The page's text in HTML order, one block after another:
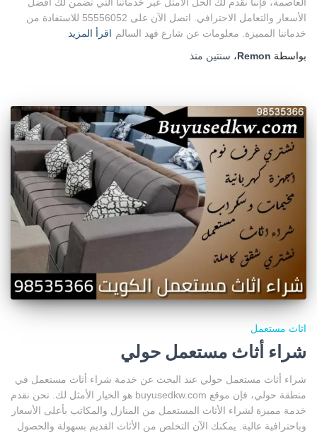
الأسعار والتعامل الاحترافي. اتصل الآن على 55556052 للاستفادة من
خدماتنا المميزة. معلومات عن شارع فهد السالم اقرأ المزيد
بواسطة Remon، سنتين منذ
اثاث مستعمل
شراء أثاث مستعمل حولي
شراء أثاث مستعمل حولي عند البحث عن خدمة شراء أثاث مستعمل في
منطقة حولي، فإن موقع buyusedkw.com هو الخيار الأمثل لك. نحن نقدم
خدمة مميزة لشراء الأثاث المستعمل من المنازل والمكاتب بأعلى الأسعار
وباحترافية عالية. يمكنك الآن التخلص من الأثاث القديم بسهولة والحصول